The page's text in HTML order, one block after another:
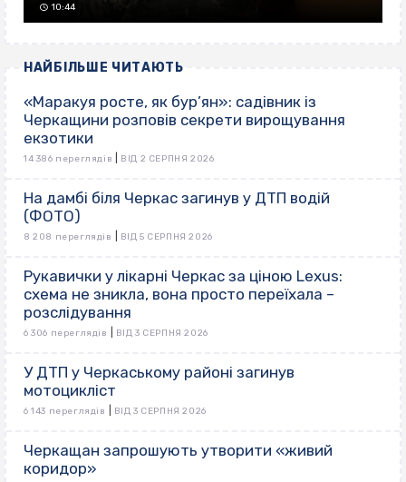
10:44
НАЙБІЛЬШЕ ЧИТАЮТЬ
«Маракуя росте, як бур’ян»: садівник із
Черкащини розповів секрети вирощування
екзотики
14 386 переглядів ВІД 2 СЕРПНЯ 2026
На дамбі біля Черкас загинув у ДТП водій
(ФОТО)
8 208 переглядів ВІД 5 СЕРПНЯ 2026
Рукавички у лікарні Черкас за ціною Lexus:
схема не зникла, вона просто переїхала –
розслідування
6 306 переглядів ВІД 3 СЕРПНЯ 2026
У ДТП у Черкаському районі загинув
мотоцикліст
6 143 переглядів ВІД 3 СЕРПНЯ 2026
Черкащан запрошують утворити «живий
коридор»